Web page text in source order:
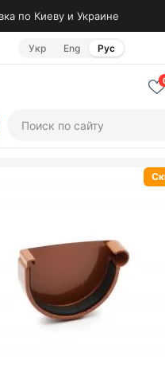
по Киеву и Украине
Укр Eng Рус